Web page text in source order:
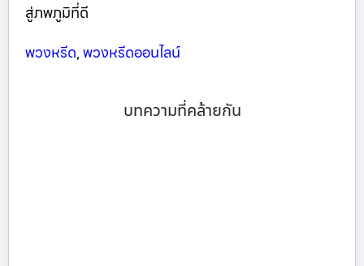
สู่ภพภูมิที่ดี
พวงหรีด,พวงหรีดออนไลน์
บทความที่คล้ายกัน